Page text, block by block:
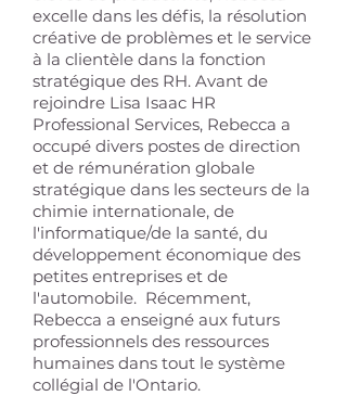
excelle dans les défis, la résolution
créative de problèmes et le service
à la clientèle dans la fonction
stratégique des RH. Avant de
rejoindre Lisa Isaac HR
Professional Services, Rebecca a
occupé divers postes de direction
et de rémunération globale
stratégique dans les secteurs de la
chimie internationale, de
l'informatique/de la santé, du
développement économique des
petites entreprises et de
l'automobile. Récemment,
Rebecca a enseigné aux futurs
professionnels des ressources
humaines dans tout le système
collégial de l'Ontario.